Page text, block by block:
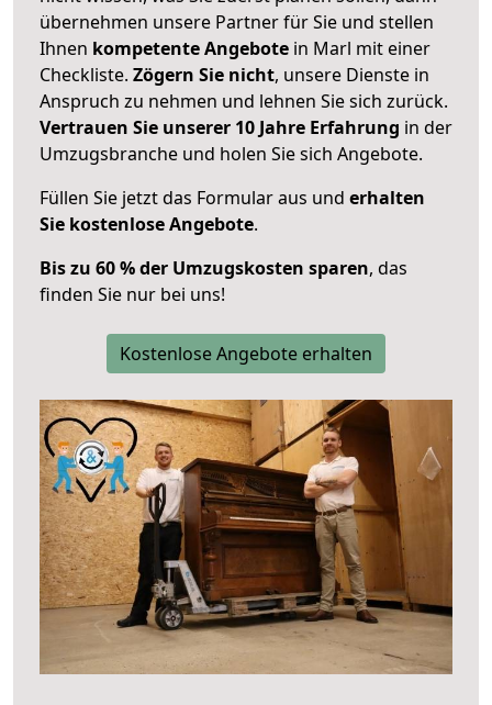
übernehmen unsere Partner für Sie und stellen
Ihnen kompetente Angebote in Marl mit einer
Checkliste. Zögern Sie nicht, unsere Dienste in
Anspruch zu nehmen und lehnen Sie sich zurück.
Vertrauen Sie unserer 10 Jahre Erfahrung in der
Umzugsbranche und holen Sie sich Angebote.
Füllen Sie jetzt das Formular aus und erhalten
Sie kostenlose Angebote.
Bis zu 60 % der Umzugskosten sparen, das
finden Sie nur bei uns!
Kostenlose Angebote erhalten